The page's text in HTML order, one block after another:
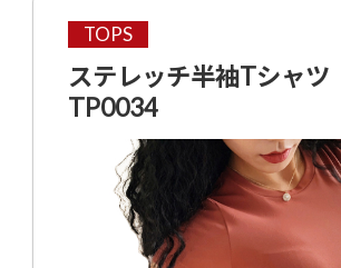
TOPS
ステレッチ半袖Tシャツ
TP0034